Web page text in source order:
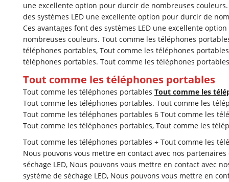
une excellente option pour durcir de nombreuses couleurs.
des systèmes LED une excellente option pour durcir de
Ces avantages font des systèmes LED une excellente
nombreuses couleurs. Tout comme les téléphones
téléphones portables, Tout comme les téléphones
téléphones portables. Tout comme les téléphones
Tout comme les téléphones portables
Tout comme les téléphones portables Tout comme les
Tout comme les téléphones portables. Tout comme les
Tout comme les téléphones portables 6 Tout comme les
Tout comme les téléphones portables, Tout comme les
Tout comme les téléphones portables + Tout comme les
Nous pouvons vous mettre en contact avec nos partenaires
séchage LED, Nous pouvons vous mettre en contact avec
système de séchage LED, Nous pouvons vous mettre en